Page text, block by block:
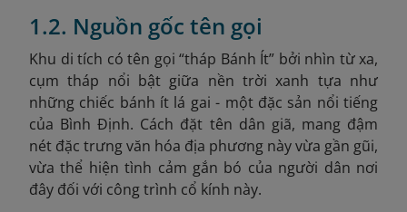
1.2. Nguồn gốc tên gọi
Khu di tích có tên gọi “tháp Bánh Ít” bởi nhìn từ xa,
cụm tháp nổi bật giữa nền trời xanh tựa như
những chiếc bánh ít lá gai - một đặc sản nổi tiếng
của Bình Định. Cách đặt tên dân giã, mang đậm
nét đặc trưng văn hóa địa phương này vừa gần gũi,
vừa thể hiện tình cảm gắn bó của người dân nơi
đây đối với công trình cổ kính này.